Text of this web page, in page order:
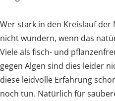
Wer stark in den Kreislauf
nicht wundern, wenn das
Viele als fisch- und
gegen Algen sind dies leider
diese leidvolle Erfahrung
noch tun. Natürlich für